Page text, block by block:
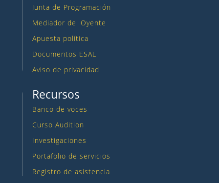
Junta de Programación
Mediador del Oyente
Apuesta política
Documentos ESAL
Aviso de privacidad
Recursos
Banco de voces
Curso Audition
Investigaciones
Portafolio de servicios
Registro de asistencia